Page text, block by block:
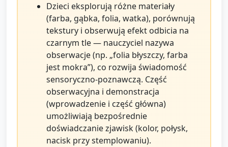
Dzieci eksplorują różne materiały
(farba, gąbka, folia, watka), porównują
tekstury i obserwują efekt odbicia na
czarnym tle — nauczyciel nazywa
obserwacje (np. „folia błyszczy, farba
jest mokra”), co rozwija świadomość
sensoryczno-poznawczą. Część
obserwacyjna i demonstracja
(wprowadzenie i część główna)
umożliwiają bezpośrednie
doświadczanie zjawisk (kolor, połysk,
nacisk przy stemplowaniu).